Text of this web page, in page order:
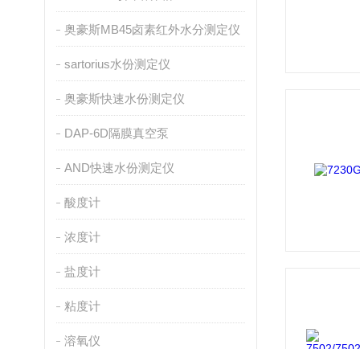
奥豪斯MB45卤素红外水分测定仪
sartorius水份测定仪
奥豪斯快速水份测定仪
DAP-6D隔膜真空泵
AND快速水份测定仪
酸度计
浓度计
盐度计
粘度计
溶氧仪